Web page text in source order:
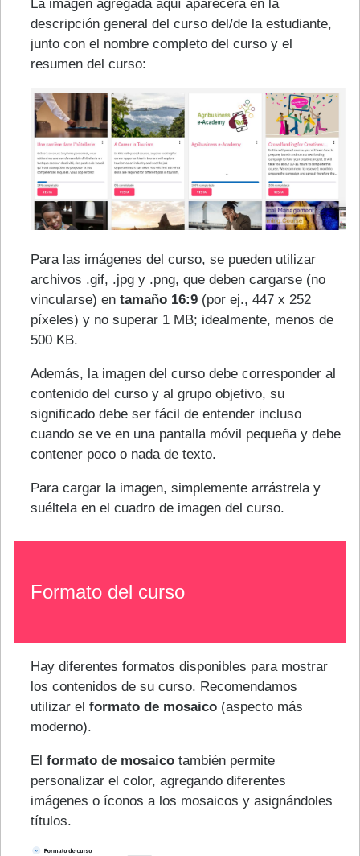
La imagen agregada aquí aparecerá en la
descripción general del curso del/de la estudiante,
junto con el nombre completo del curso y el
resumen del curso:
Para las imágenes del curso, se pueden utilizar
archivos .gif, .jpg y .png, que deben cargarse (no
vincularse) en tamaño 16:9 (por ej., 447 x 252
píxeles) y no superar 1 MB; idealmente, menos de
500 KB.
Además, la imagen del curso debe corresponder al
contenido del curso y al grupo objetivo, su
significado debe ser fácil de entender incluso
cuando se ve en una pantalla móvil pequeña y debe
contener poco o nada de texto.
Para cargar la imagen, simplemente arrástrela y
suéltela en el cuadro de imagen del curso.
Formato del curso
Hay diferentes formatos disponibles para mostrar
los contenidos de su curso. Recomendamos
utilizar el formato de mosaico (aspecto más
moderno).
El formato de mosaico también permite
personalizar el color, agregando diferentes
imágenes o íconos a los mosaicos y asignándoles
títulos.